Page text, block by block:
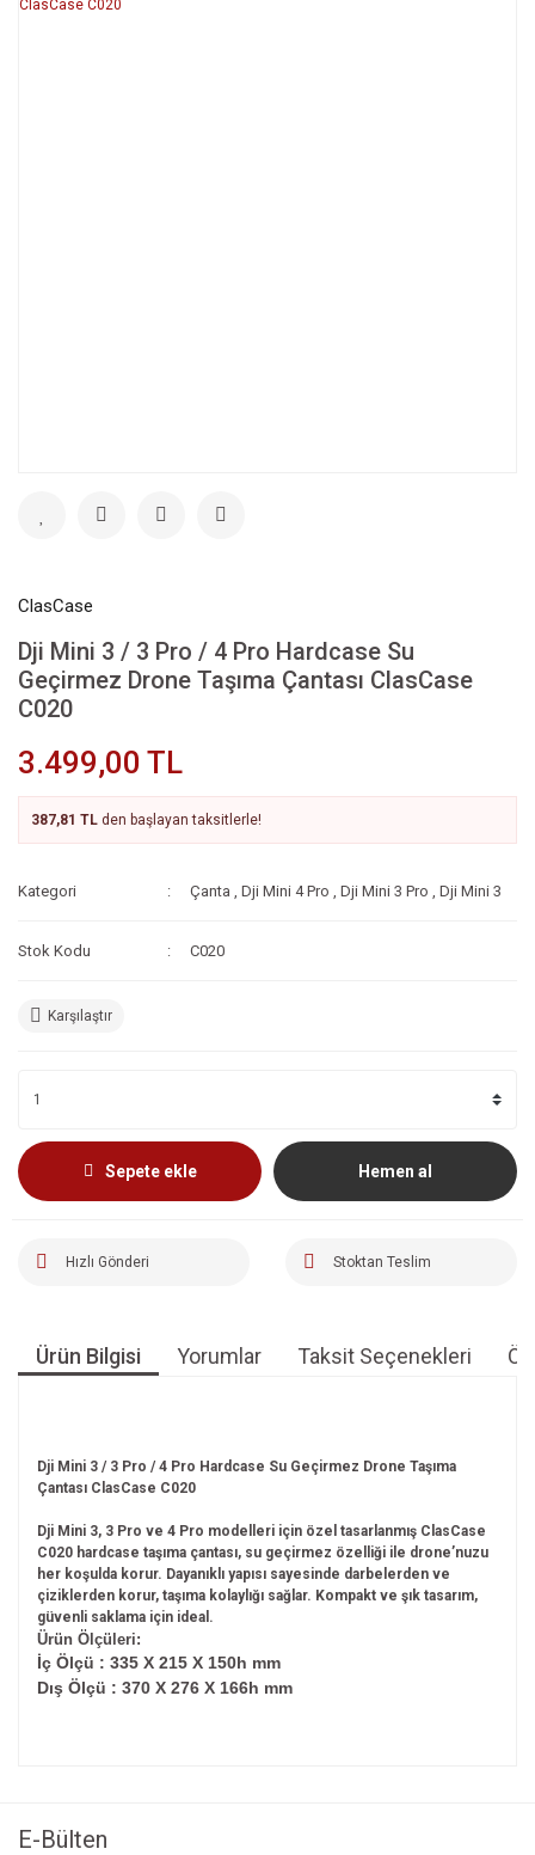
ClasCase
Dji Mini 3 / 3 Pro / 4 Pro Hardcase Su
Geçirmez Drone Taşıma Çantası ClasCase
C020
3.499,00 TL
387,81 TL den başlayan taksitlerle!
Kategori Çanta ,Dji Mini 4 Pro ,Dji Mini 3 Pro ,Dji Mini 3
Stok Kodu C020
Karşılaştır
Sepete ekle Hemen al
Hızlı Gönderi Stoktan Teslim
Ürün Bilgisi Yorumlar Taksit Seçenekleri
Dji Mini 3 / 3 Pro / 4 Pro Hardcase Su Geçirmez Drone Taşıma
Çantası ClasCase C020
Dji Mini 3, 3 Pro ve 4 Pro modelleri için özel tasarlanmış ClasCase
C020 hardcase taşıma çantası, su geçirmez özelliği ile drone’nuzu
her koşulda korur. Dayanıklı yapısı sayesinde darbelerden ve
çiziklerden korur, taşıma kolaylığı sağlar. Kompakt ve şık tasarım,
güvenli saklama için ideal.
Ürün Ölçüleri:
İç Ölçü : 335 X 215 X 150h mm
Dış Ölçü : 370 X 276 X 166h mm
E-Bülten